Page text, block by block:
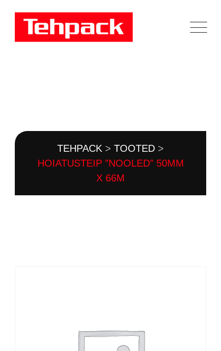
TEHPACK > TOOTED >
HOIATUSTEIP ”NOOLED” 50MM
X 66M